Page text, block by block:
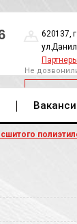
620137,
Партнеры
Не